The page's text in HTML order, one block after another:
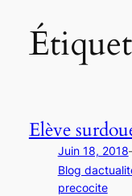
Elève
Juin 18, 2018
Blog
precocite